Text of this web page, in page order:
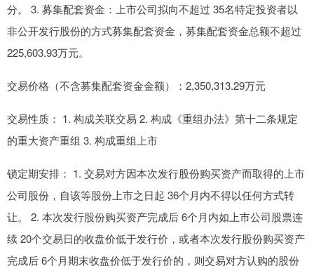
分。 3. 募集配套资金：上市公司拟向不超过 35名特定投资者以
非公开发行股份的方式募集配套资金，募集配套资金总额不超过
225,603.93万元。
交易价格（不含募集配套资金金额）：2,350,313.29万元
交易性质： 1. 构成关联交易 2. 构成《重组办法》第十二条规定
的重大资产重组 3. 构成重组上市
锁定期安排： 1. 交易对方因本次发行股份购买资产而取得的上市
公司股份，自该等股份上市之日起 36个月内不得以任何方式转
让。 2. 本次发行股份购买资产完成后 6个月内如上市公司股票连
续 20个交易日的收盘价低于发行价，或者本次发行股份购买资产
完成后 6个月期末收盘价低于发行价的，则交易对方认购的股份